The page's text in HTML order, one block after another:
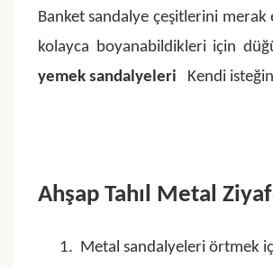
Banket sandalye çeşitlerini
kolayca boyanabildikleri için
yemek sandalyeleri
Kendi
Ahşap Tahıl Metal
1. Metal sandalyeleri örtmek